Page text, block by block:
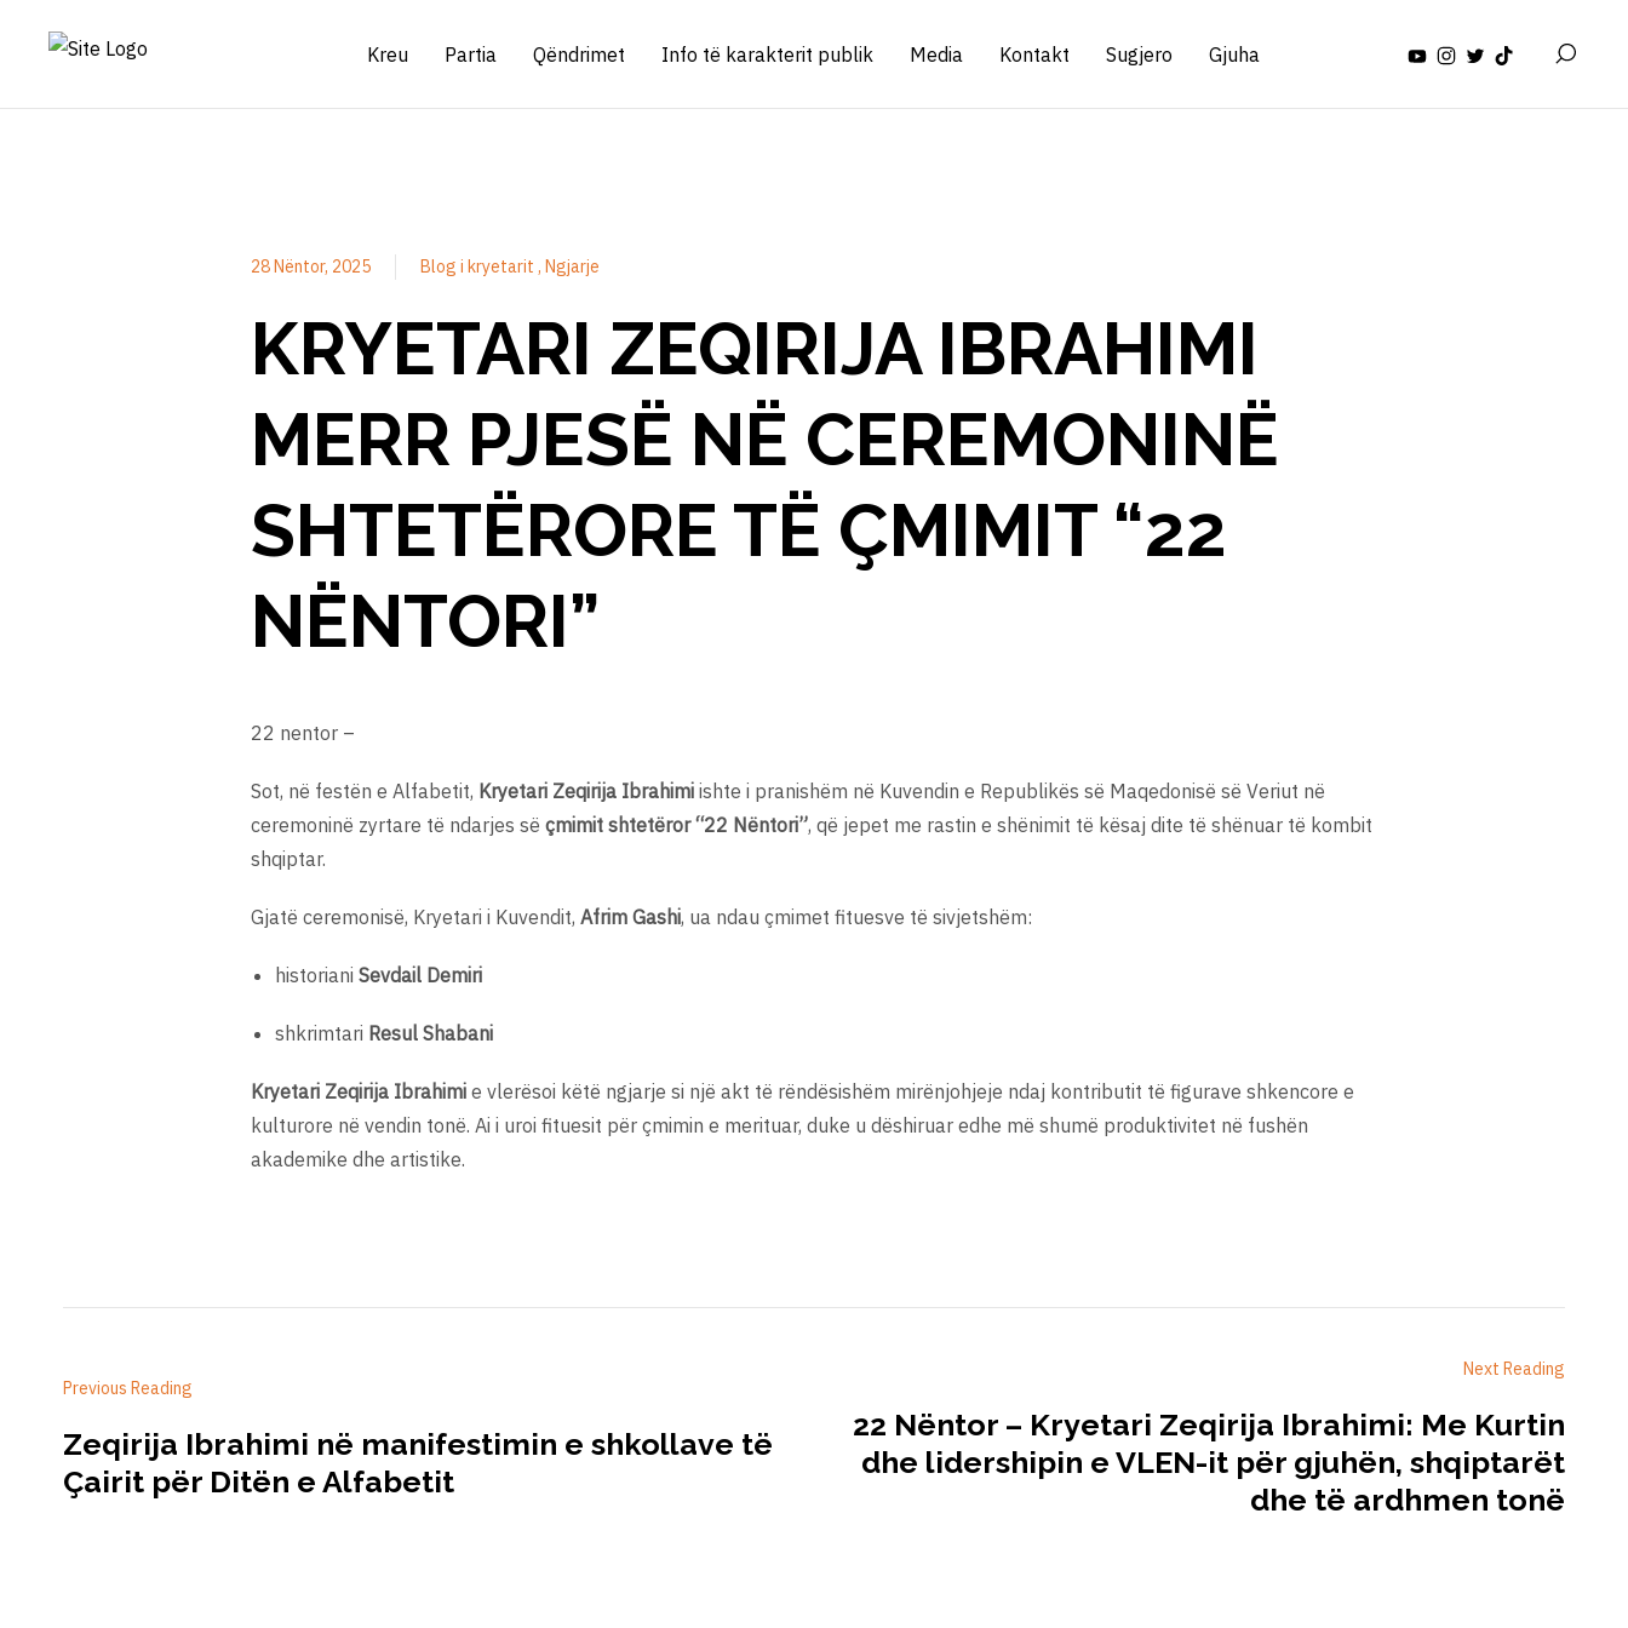
Kreu Partia Qëndrimet Info të karakterit publik Media Kontakt Sugjero Gjuha
28 Nëntor, 2025 Blog i kryetarit Ngjarje
KRYETARI ZEQIRIJA IBRAHIMI
MERR PJESË NË CEREMONINË
SHTETËRORE TË ÇMIMIT “22
NËNTORI”
22 nentor –
Sot, në festën e Alfabetit, Kryetari Zeqirija Ibrahimi ishte i pranishëm në Kuvendin e Republikës së Maqedonisë së Veriut në
ceremoninë zyrtare të ndarjes së çmimit shtetëror “22 Nëntori”, që jepet me rastin e shënimit të kësaj dite të shënuar të kombit
shqiptar.
Gjatë ceremonisë, Kryetari i Kuvendit, Afrim Gashi, ua ndau çmimet fituesve të sivjetshëm:
historiani Sevdail Demiri
shkrimtari Resul Shabani
Kryetari Zeqirija Ibrahimi e vlerësoi këtë ngjarje si një akt të rëndësishëm mirënjohjeje ndaj kontributit të figurave shkencore e
kulturore në vendin tonë. Ai i uroi fituesit për çmimin e merituar, duke u dëshiruar edhe më shumë produktivitet në fushën
akademike dhe artistike.
Previous Reading
Zeqirija Ibrahimi në manifestimin e shkollave të
Çairit për Ditën e Alfabetit
Next Reading
22 Nëntor – Kryetari Zeqirija Ibrahimi: Me Kurtin
dhe lidershipin e VLEN-it për gjuhën, shqiptarët
dhe të ardhmen tonë